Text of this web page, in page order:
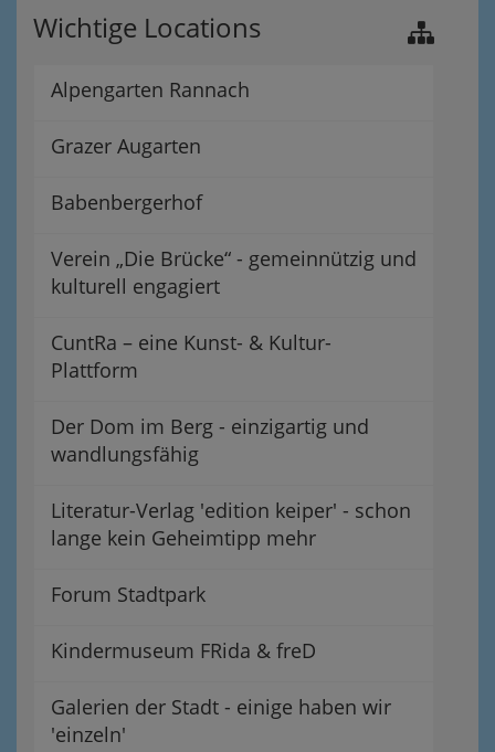
Wichtige Locations
Alpengarten Rannach
Grazer Augarten
Babenbergerhof
Verein „Die Brücke“ - gemeinnützig und
kulturell engagiert
CuntRa – eine Kunst- & Kultur-
Plattform
Der Dom im Berg - einzigartig und
wandlungsfähig
Literatur-Verlag 'edition keiper' - schon
lange kein Geheimtipp mehr
Forum Stadtpark
Kindermuseum FRida & freD
Galerien der Stadt - einige haben wir
'einzeln'